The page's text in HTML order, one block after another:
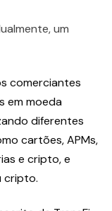
um
comerciantes
em moeda
diferentes
cartões, APMs,
e cripto, e
cripto.